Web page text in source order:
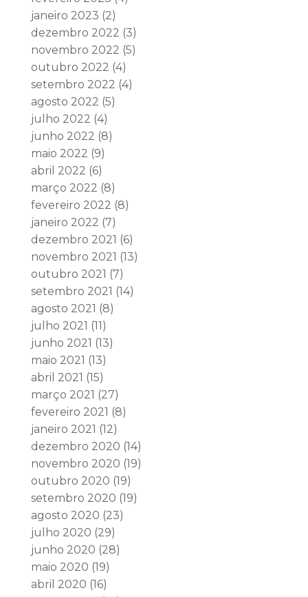
janeiro 2023 (2)
dezembro 2022 (3)
novembro 2022 (5)
outubro 2022 (4)
setembro 2022 (4)
agosto 2022 (5)
julho 2022 (4)
junho 2022 (8)
maio 2022 (9)
abril 2022 (6)
março 2022 (8)
fevereiro 2022 (8)
janeiro 2022 (7)
dezembro 2021 (6)
novembro 2021 (13)
outubro 2021 (7)
setembro 2021 (14)
agosto 2021 (8)
julho 2021 (11)
junho 2021 (13)
maio 2021 (13)
abril 2021 (15)
março 2021 (27)
fevereiro 2021 (8)
janeiro 2021 (12)
dezembro 2020 (14)
novembro 2020 (19)
outubro 2020 (19)
setembro 2020 (19)
agosto 2020 (23)
julho 2020 (29)
junho 2020 (28)
maio 2020 (19)
abril 2020 (16)